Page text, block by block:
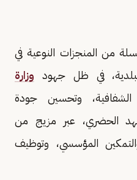
سلسلة من المنجزات النوعية في
في ظل جهود وزارة
الشفافية، وتحسين جودة
الحضري، عبر مزيج من
المؤسسي، وتوظيف